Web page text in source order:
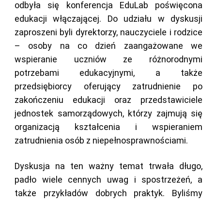
odbyła się konferencja EduLab poświęcona
edukacji włączającej. Do udziału w dyskusji
zaproszeni byli dyrektorzy, nauczyciele i rodzice
– osoby na co dzień zaangażowane we
wspieranie uczniów ze różnorodnymi
potrzebami edukacyjnymi, a także
przedsiębiorcy oferujący zatrudnienie po
zakończeniu edukacji oraz przedstawiciele
jednostek samorządowych, którzy zajmują się
organizacją kształcenia i wspieraniem
zatrudnienia osób z niepełnosprawnościami.
Dyskusja na ten ważny temat trwała długo,
padło wiele cennych uwag i spostrzeżeń, a
także przykładów dobrych praktyk. Byliśmy